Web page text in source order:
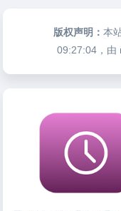
版权声明：本
09:27:04 ，由